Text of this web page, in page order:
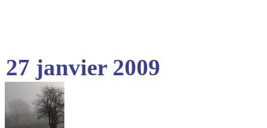
27 janvier 2009